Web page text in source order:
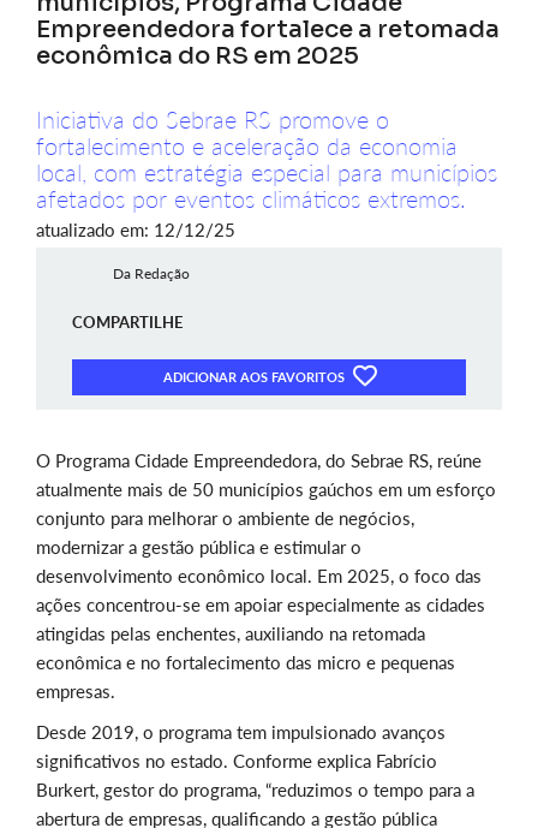
Empreendedora fortalece a retomada
econômica do RS em 2025
Iniciativa do Sebrae RS promove o
fortalecimento e aceleração da economia
local, com estratégia especial para municípios
afetados por eventos climáticos extremos.
atualizado em: 12/12/25
Da Redação
COMPARTILHE
ADICIONAR AOS FAVORITOS
O Programa Cidade Empreendedora, do Sebrae RS, reúne
atualmente mais de 50 municípios gaúchos em um esforço
conjunto para melhorar o ambiente de negócios,
modernizar a gestão pública e estimular o
desenvolvimento econômico local. Em 2025, o foco das
ações concentrou-se em apoiar especialmente as cidades
atingidas pelas enchentes, auxiliando na retomada
econômica e no fortalecimento das micro e pequenas
empresas.
Desde 2019, o programa tem impulsionado avanços
significativos no estado. Conforme explica Fabrício
Burkert, gestor do programa, “reduzimos o tempo para a
abertura de empresas, qualificando a gestão pública